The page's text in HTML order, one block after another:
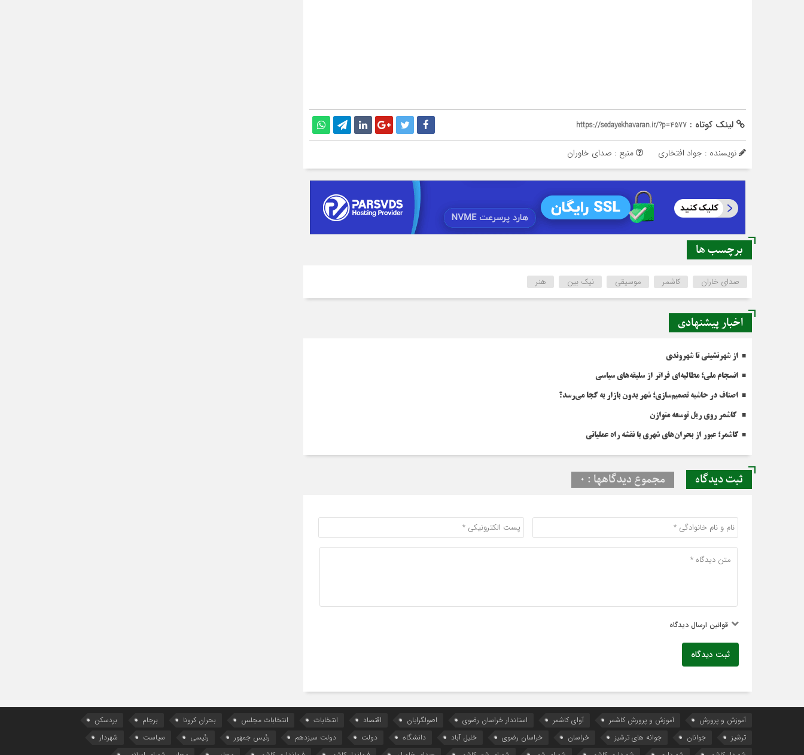
لینک کوتاه : https://sedayekhavaran.ir/?p=4577
نویسنده : جواد افتخاری منبع : صدای خاوران
برچسب ها
صدای خاران کاشمر موسیقی نیک بین هنر
اخبار پیشنهادی
از شهرنشینی تا شهروندی
انسجام ملی؛ مطالبه‌ای فراتر از سلیقه‌های سیاسی
اصناف در حاشیه تصمیم‌سازی؛ شهر بدون بازار به کجا می‌رسد؟
کاشمر روی ریل توسعه متوازن
کاشمر؛ عبور از بحران‌های شهری با نقشه راه عملیاتی
ثبت دیدگاه مجموع دیدگاهها : 0
قوانین ارسال دیدگاه
ثبت دیدگاه
آموزش و پرورش آموزش و پرورش کاشمر آوای کاشمر استاندار خراسان رضوی اصولگرایان اقتصاد انتخابات انتخابات مجلس بحران کرونا برجام
بردسکن
ترشیز
جوانان جوانه های ترشیز خراسان خراسان رضوی خلیل آباد دانشگاه دولت دولت سیزدهم رئیس جمهور رئیسی سیاست
شهردار